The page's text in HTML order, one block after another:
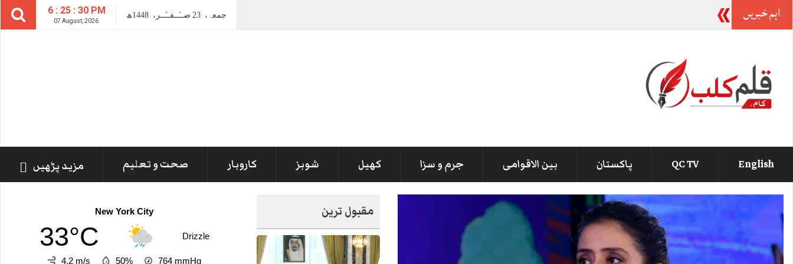
6 : 25 : 31 PM
07 August, 2026
جمعہ، 23 صــَــفــَــر، 1448ھ اہم خبریں
English
QC TV پاکستان بین الاقوامی جرم و سزا کھیل شوبز کاروبار صحت و تعلیم مزید پڑھیں
مقبول ترین New York City
33°C Drizzle
4.2 m/s 50% 764 mmHg